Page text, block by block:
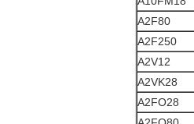
A2F80
A2F250
A2V12
A2VK28
A2FO28